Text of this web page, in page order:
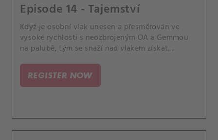
Episode 14 - Tajemství
Když je osobní vlak unesen a přesměrován ve
vysoké rychlosti s neozbrojeným OA a Gemmou
na palubě, tým se snaží nad vlakem získat
REGISTER NOW